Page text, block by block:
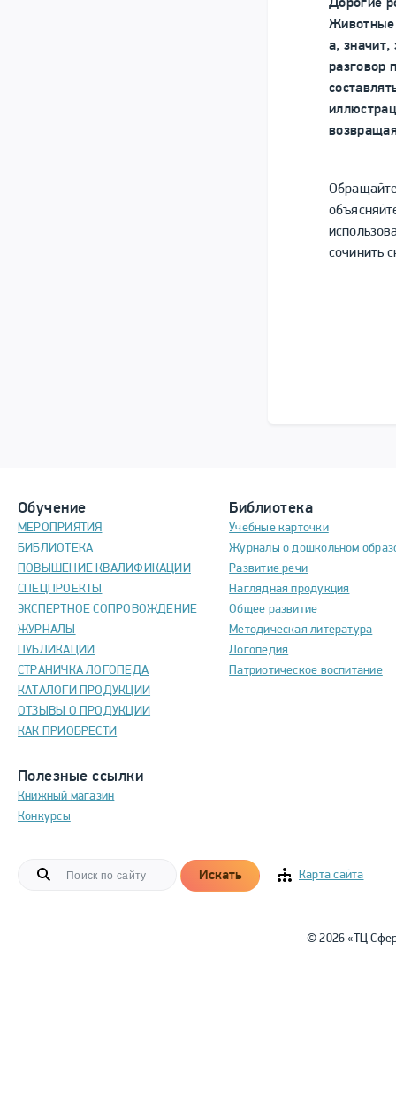
Дорогие
Животные
а, значит,
разговор
сочинить
Обучение
МЕРОПРИЯТИЯ
БИБЛИОТЕКА
ПОВЫШЕНИЕ КВАЛИФИКАЦИИ
СПЕЦПРОЕКТЫ
ЭКСПЕРТНОЕ СОПРОВОЖДЕНИЕ
ЖУРНАЛЫ
ПУБЛИКАЦИИ
СТРАНИЧКА ЛОГОПЕДА
КАТАЛОГИ ПРОДУКЦИИ
ОТЗЫВЫ О ПРОДУКЦИИ
КАК ПРИОБРЕСТИ
Полезные ссылки
Книжный магазин
Конкурсы
Библиотека
Учебные карточки
Журналы о дошкольном
Развитие речи
Наглядная продукция
Общее развитие
Методическая литература
Логопедия
Патриотическое воспитание
Искать Карта сайта
© 2026 «ТЦ